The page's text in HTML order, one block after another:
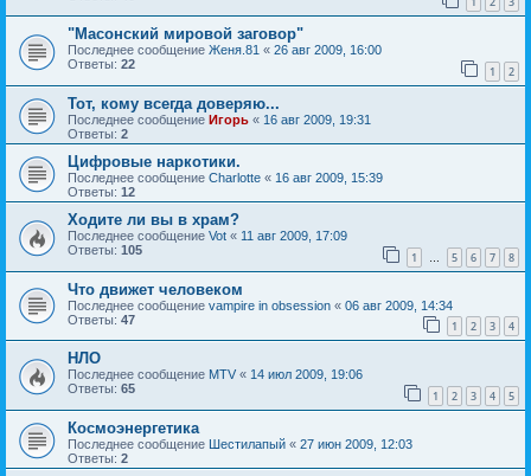
"Масонский мировой заговор"
Последнее сообщение Женя.81 « 26 авг 2009, 16:00
Ответы: 22 1 2
Тот, кому всегда доверяю...
Последнее сообщение Игорь « 16 авг 2009, 19:31
Ответы: 2
Цифровые наркотики.
Последнее сообщение Charlotte « 16 авг 2009, 15:39
Ответы: 12
Ходите ли вы в храм?
Последнее сообщение Vot « 11 авг 2009, 17:09
Ответы: 105 1 … 5 6 7 8
Что движет человеком
Последнее сообщение vampire in obsession « 06 авг 2009, 14:34
Ответы: 47 1 2 3 4
НЛО
Последнее сообщение MTV « 14 июл 2009, 19:06
Ответы: 65 1 2 3 4 5
Космоэнергетика
Последнее сообщение Шестилапый « 27 июн 2009, 12:03
Ответы: 2